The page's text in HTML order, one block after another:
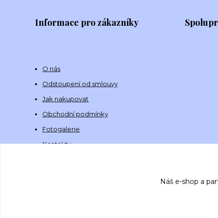
Informace pro zákazníky
O nás
Odstoupení od smlouvy
Jak nakupovat
Obchodní podmínky
Fotogalerie
Kontakty
Náš e-shop a